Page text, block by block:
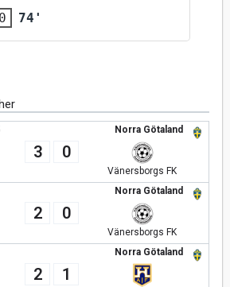
74'
Norra Götaland
3 0
Vänersborgs FK
Norra Götaland
2 0
Vänersborgs FK
Norra Götaland
2 1